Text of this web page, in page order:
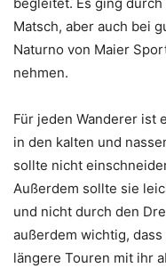
Matsch, aber auch bei
Naturno von Maier
nehmen.
Für jeden Wanderer ist
in den kalten und
sollte nicht
Außerdem sollte sie
und nicht durch den
außerdem wichtig,
längere Touren mit ihr